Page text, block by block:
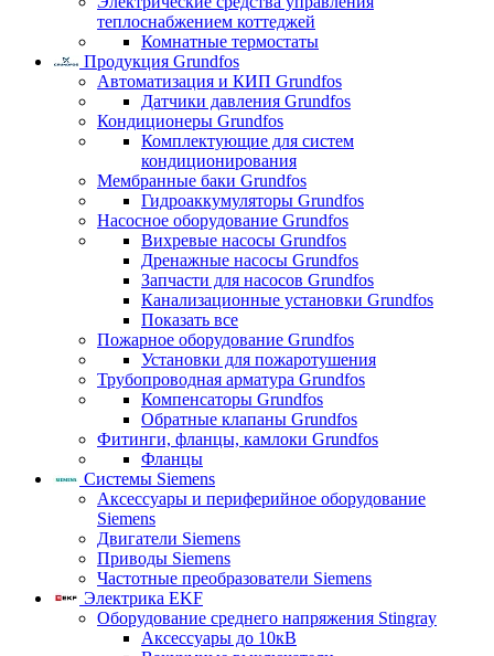
теплоснабжением коттеджей
Комнатные термостаты
Продукция Grundfos
Автоматизация и КИП Grundfos
Датчики давления Grundfos
Кондиционеры Grundfos
Комплектующие для систем
кондиционирования
Мембранные баки Grundfos
Гидроаккумуляторы Grundfos
Насосное оборудование Grundfos
Вихревые насосы Grundfos
Дренажные насосы Grundfos
Запчасти для насосов Grundfos
Канализационные установки Grundfos
Показать все
Пожарное оборудование Grundfos
Установки для пожаротушения
Трубопроводная арматура Grundfos
Компенсаторы Grundfos
Обратные клапаны Grundfos
Фитинги, фланцы, камлоки Grundfos
Фланцы
Системы Siemens
Аксессуары и периферийное оборудование
Siemens
Двигатели Siemens
Приводы Siemens
Частотные преобразователи Siemens
Электрика EKF
Оборудование среднего напряжения Stingray
Аксессуары до 10кВ